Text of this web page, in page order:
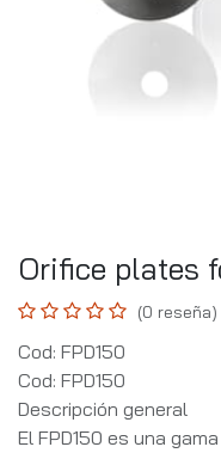
Orifice plates
(0 reseña)
Cod: FPD150
Cod: FPD150
Descripción general
El FPD150 es una